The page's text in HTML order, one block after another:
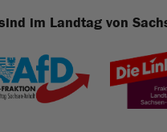
im Landtag von